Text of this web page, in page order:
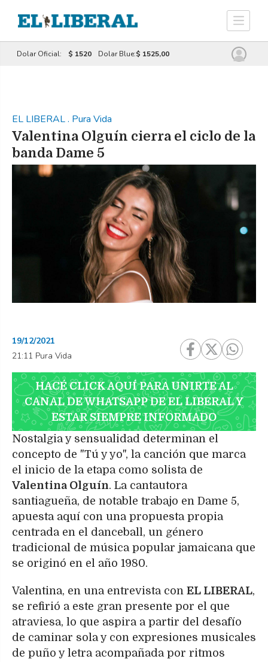
Dolar Oficial: $ 1520 Dolar Blue:$ 1525,00
EL LIBERAL. Pura Vida
Valentina Olguín cierra el ciclo de la
banda Dame 5
19/12/2021
21:11 Pura Vida
HACÉ CLICK AQUÍ PARA UNIRTE AL
CANAL DE WHATSAPP DE EL LIBERAL Y
ESTAR SIEMPRE INFORMADO
Nostalgia y sensualidad determinan el
concepto de "Tú y yo", la canción que marca
el inicio de la etapa como solista de
Valentina Olguín. La cantautora
santiagueña, de notable trabajo en Dame 5,
apuesta aquí con una propuesta propia
centrada en el danceball, un género
tradicional de música popular jamaicana que
se originó en el año 1980.
Valentina, en una entrevista con EL LIBERAL,
se refirió a este gran presente por el que
atraviesa, lo que aspira a partir del desafío
de caminar sola y con expresiones musicales
de puño y letra acompañada por ritmos